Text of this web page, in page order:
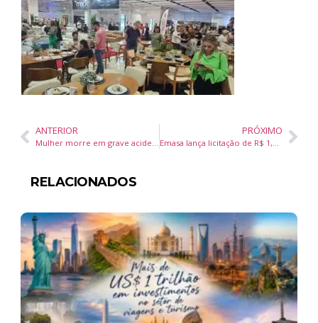
ANTERIOR
Mulher morre em grave acidente envolvendo motoneta, carro e caminhão em Camboriú
PRÓXIMO
Emasa lança licitação de R$ 1,7 milhão para recuperar Decantador III da ETE Nova Esperança
RELACIONADOS